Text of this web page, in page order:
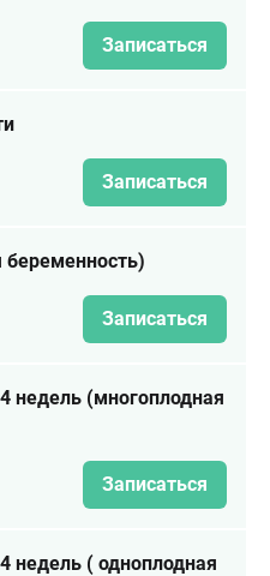
Записаться
Записаться
Записаться
недель (многоплодная
Записаться
недель ( одноплодная